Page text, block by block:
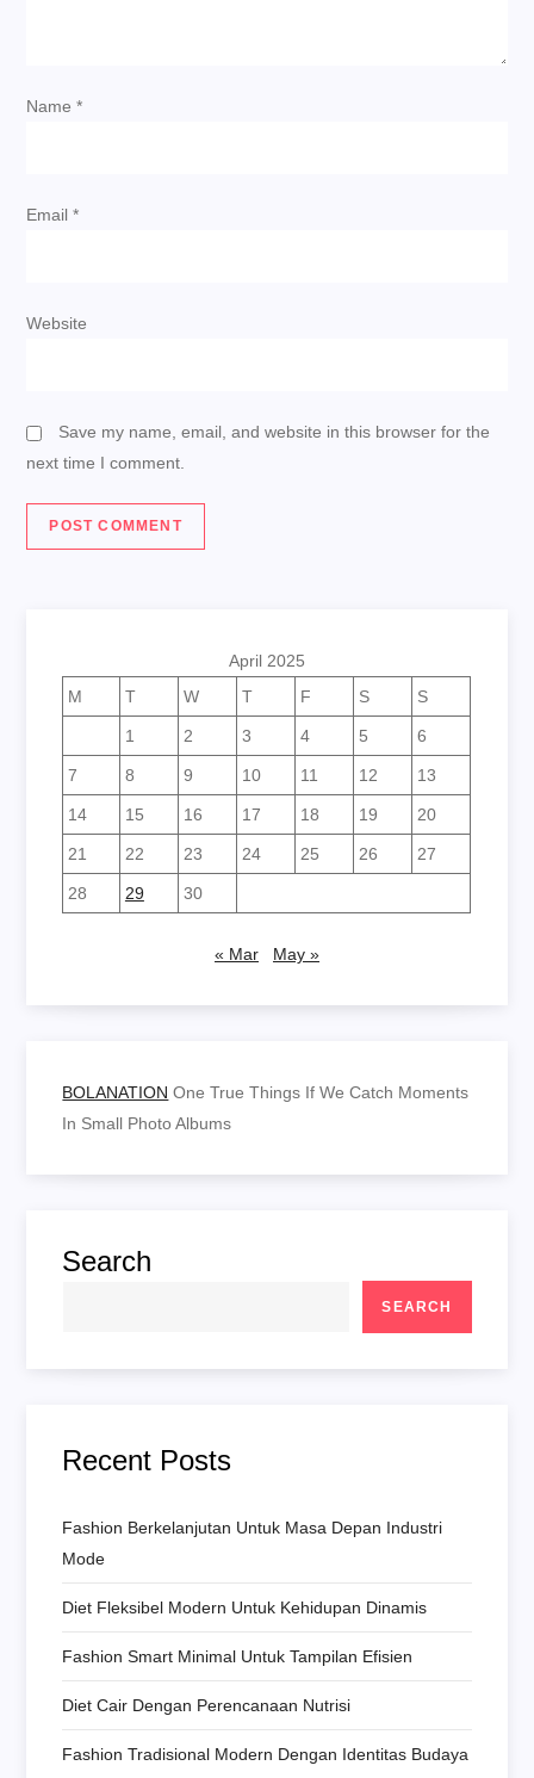
Name*
Email*
Website
Save my name, email, and website in this browser for the
next time I comment.
April 2025
M
T W T F S S
1 2 3 4 5 6
7 8 9 10 11 12 13
14 15 16 17 18 19 20
21 22 23 24 25 26 27
28 29 30
« Mar May »
BOLANATION One True Things If We Catch Moments
In Small Photo Albums
Search
SEARCH
Recent Posts
Fashion Berkelanjutan Untuk Masa Depan Industri
Mode
Diet Fleksibel Modern Untuk Kehidupan Dinamis
Fashion Smart Minimal Untuk Tampilan Efisien
Diet Cair Dengan Perencanaan Nutrisi
Fashion Tradisional Modern Dengan Identitas Budaya